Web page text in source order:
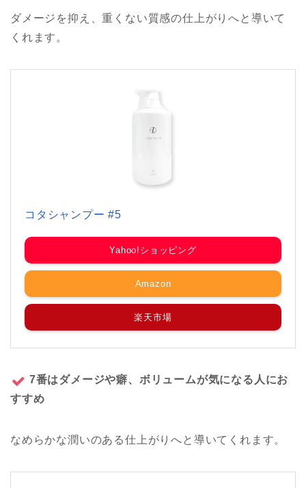
ダメージを抑え、重くない質感の仕上がりへと導いて
くれます。
コタシャンプー #5
Yahoo!ショッピング
Amazon
楽天市場
7番はダメージや癖、ボリュームが気になる人にお
すすめ
なめらかな潤いのある仕上がりへと導いてくれます。